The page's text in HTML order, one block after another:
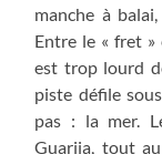
manche à
Entre le « fret »
est trop lourd
piste défile
pas : la mer.
Guarija, tout